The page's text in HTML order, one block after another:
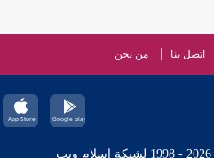
اتصل بنا من نحن